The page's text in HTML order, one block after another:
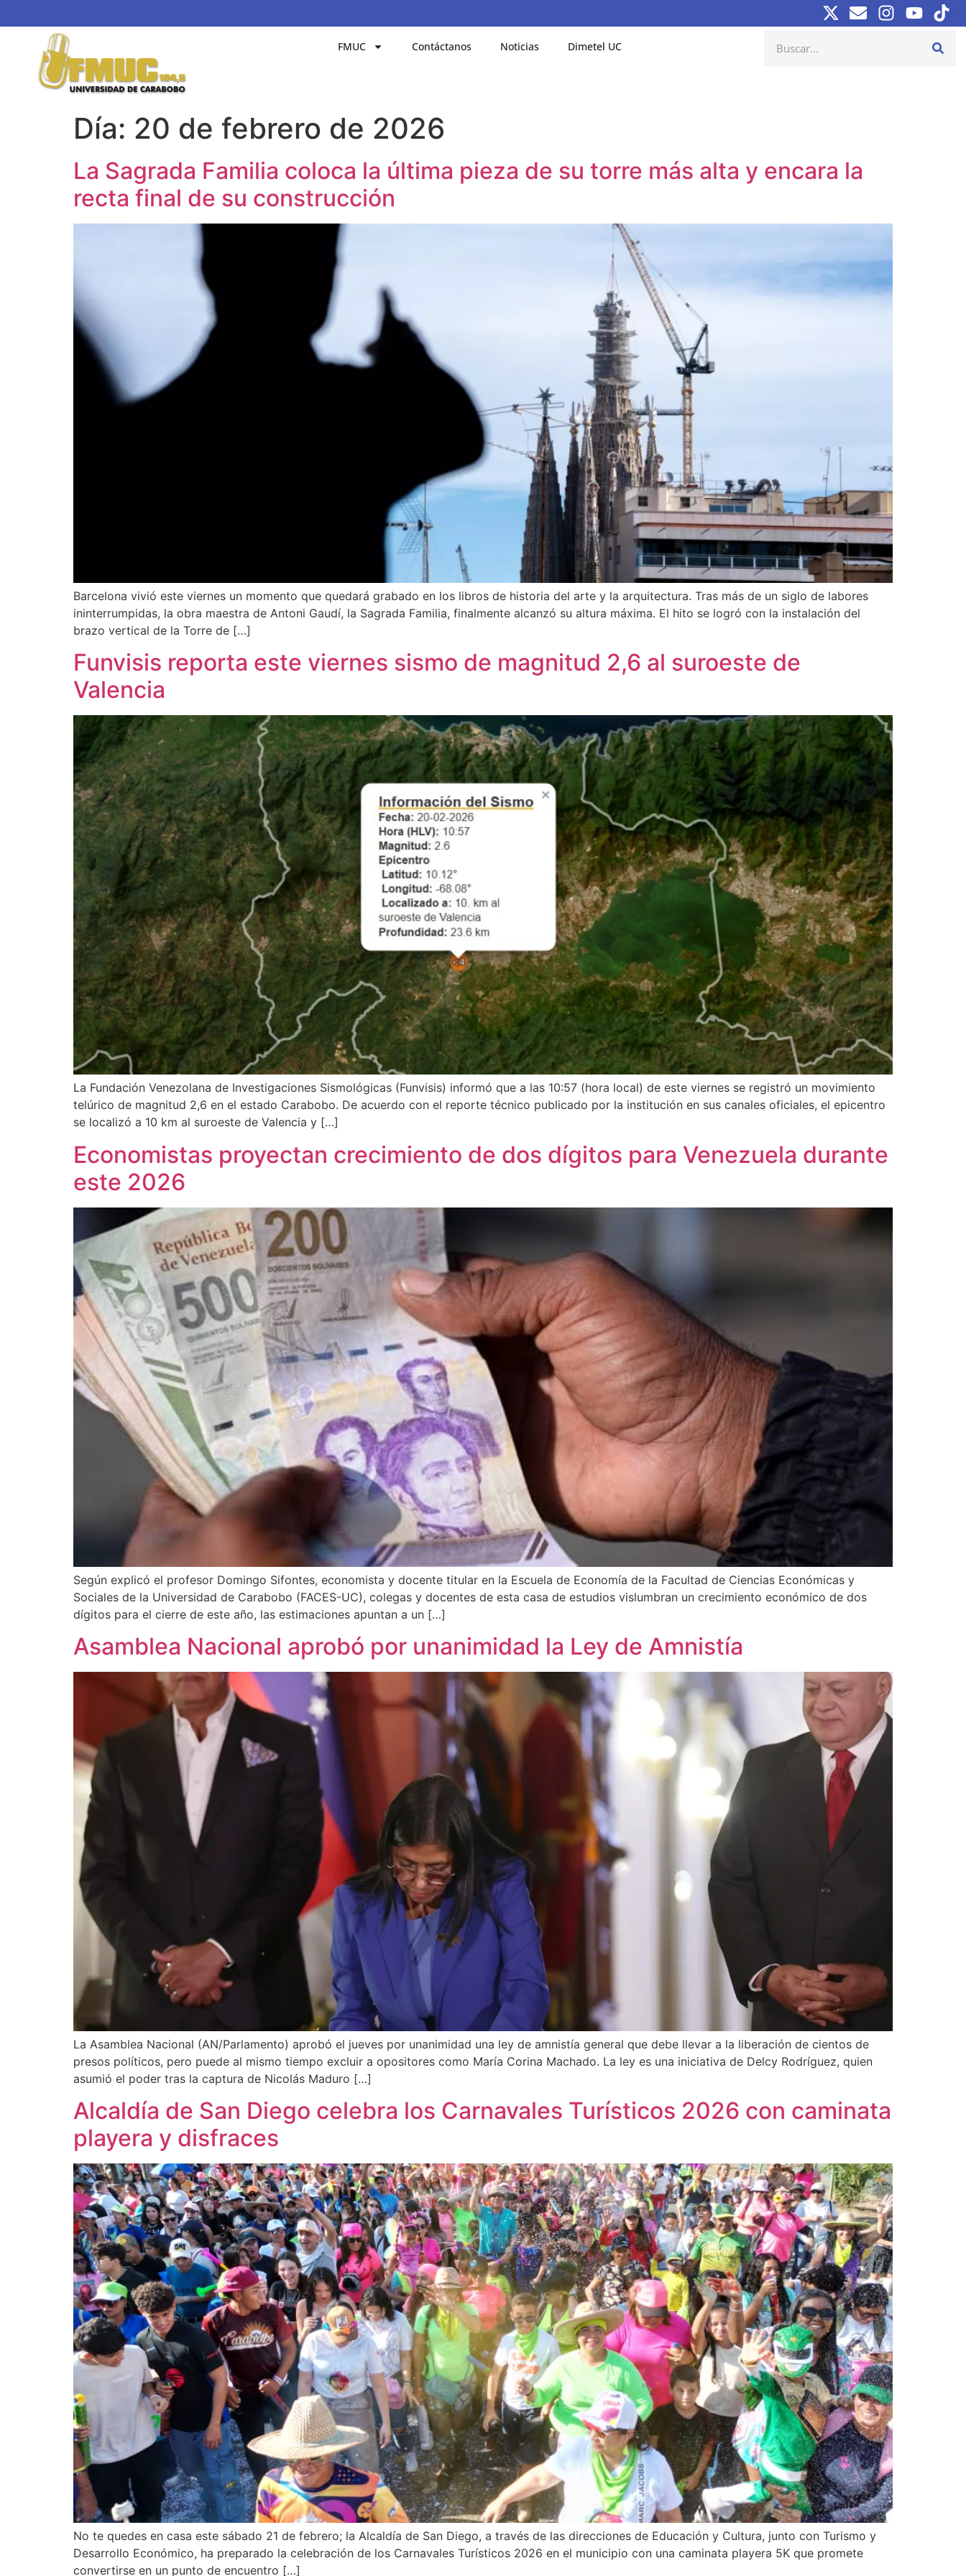
FMUC Contáctanos Noticias Dimetel UC
Día: 20 de febrero de 2026
La Sagrada Familia coloca la última pieza de su torre más alta y encara la
recta final de su construcción
Barcelona vivió este viernes un momento que quedará grabado en los libros de historia del arte y la arquitectura. Tras más de un siglo de labores
ininterrumpidas, la obra maestra de Antoni Gaudí, la Sagrada Familia, finalmente alcanzó su altura máxima. El hito se logró con la instalación del
brazo vertical de la Torre de […]
Funvisis reporta este viernes sismo de magnitud 2,6 al suroeste de
Valencia
La Fundación Venezolana de Investigaciones Sismológicas (Funvisis) informó que a las 10:57 (hora local) de este viernes se registró un movimiento
telúrico de magnitud 2,6 en el estado Carabobo. De acuerdo con el reporte técnico publicado por la institución en sus canales oficiales, el epicentro
se localizó a 10 km al suroeste de Valencia y […]
Economistas proyectan crecimiento de dos dígitos para Venezuela durante
este 2026
Según explicó el profesor Domingo Sifontes, economista y docente titular en la Escuela de Economía de la Facultad de Ciencias Económicas y
Sociales de la Universidad de Carabobo (FACES-UC), colegas y docentes de esta casa de estudios vislumbran un crecimiento económico de dos
dígitos para el cierre de este año, las estimaciones apuntan a un […]
Asamblea Nacional aprobó por unanimidad la Ley de Amnistía
La Asamblea Nacional (AN/Parlamento) aprobó el jueves por unanimidad una ley de amnistía general que debe llevar a la liberación de cientos de
presos políticos, pero puede al mismo tiempo excluir a opositores como María Corina Machado. La ley es una iniciativa de Delcy Rodríguez, quien
asumió el poder tras la captura de Nicolás Maduro […]
Alcaldía de San Diego celebra los Carnavales Turísticos 2026 con caminata
playera y disfraces
No te quedes en casa este sábado 21 de febrero; la Alcaldía de San Diego, a través de las direcciones de Educación y Cultura, junto con Turismo y
Desarrollo Económico, ha preparado la celebración de los Carnavales Turísticos 2026 en el municipio con una caminata playera 5K que promete
convertirse en un punto de encuentro […]